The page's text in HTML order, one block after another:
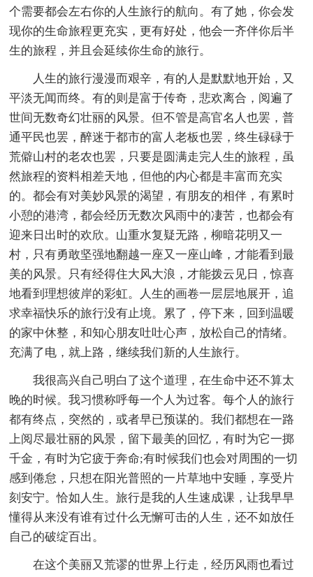
个需要都会左右你的人生旅行的航向。有了她，你会发
现你的生命旅程更充实，更有好处，他会一齐伴你后半
生的旅程，并且会延续你生命的旅行。
人生的旅行漫漫而艰辛，有的人是默默地开始，又
平淡无闻而终。有的则是富于传奇，悲欢离合，阅遍了
世间无数奇幻壮丽的风景。但不管是高官名人也罢，普
通平民也罢，醉迷于都市的富人老板也罢，终生碌碌于
荒僻山村的老农也罢，只要是圆满走完人生的旅程，虽
然旅程的资料相差天地，但他的内心都是丰富而充实
的。都会有对美妙风景的渴望，有朋友的相伴，有累时
小憩的港湾，都会经历无数次风雨中的凄苦，也都会有
迎来日出时的欢欣。山重水复疑无路，柳暗花明又一
村，只有勇敢坚强地翻越一座又一座山峰，才能看到最
美的风景。只有经得住大风大浪，才能拨云见日，惊喜
地看到理想彼岸的彩虹。人生的画卷一层层地展开，追
求幸福快乐的旅行没有止境。累了，停下来，回到温暖
的家中休整，和知心朋友吐吐心声，放松自己的情绪。
充满了电，就上路，继续我们新的人生旅行。
我很高兴自己明白了这个道理，在生命中还不算太
晚的时候。我习惯称呼每一个人为过客。每个人的旅行
都有终点，突然的，或者早已预谋的。我们都想在一路
上阅尽最壮丽的风景，留下最美的回忆，有时为它一掷
千金，有时为它疲于奔命;有时候我们也会对周围的一切
感到倦怠，只想在阳光普照的一片草地中安睡，享受片
刻安宁。恰如人生。旅行是我的人生速成课，让我早早
懂得从来没有谁有过什么无懈可击的人生，还不如放任
自己的破绽百出。
在这个美丽又荒谬的世界上行走，经历风雨也看过